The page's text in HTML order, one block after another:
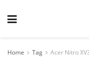
Home Tag Acer Nitro